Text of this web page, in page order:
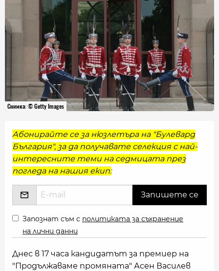
Снимка: © Getty Images
Абонирайте се за нюзлетъра на "Булевард
България", за да получавате селекция с най-
интересните теми на седмицата през
погледа на нашия екип:
Запознат съм с политиката за съхранение
на лични данни
Днес в 17 часа кандидатът за премиер на
"Продължаваме промяната" Асен Василев